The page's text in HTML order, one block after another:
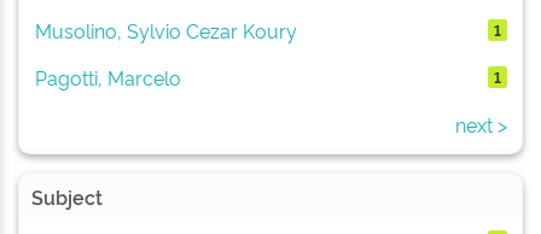
Musolino, Sylvio Cezar Koury 1
Pagotti, Marcelo 1
next >
Subject